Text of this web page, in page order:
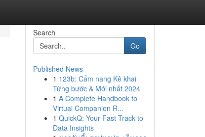
Search
Go
Published News
1 123b: Cẩm nang Kê khai
Từng bước & Mới nhất 2024
1 A Complete Handbook to
Virtual Companion R...
1 QuickQ: Your Fast Track to
Data Insights